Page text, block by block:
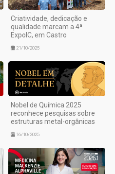
Criatividade, dedicação e
qualidade marcam a 4ª
ExpoIC, em Castro
21/10/2025
Nobel de Química 2025
reconhece pesquisas sobre
estruturas metal-orgânicas
16/10/2025